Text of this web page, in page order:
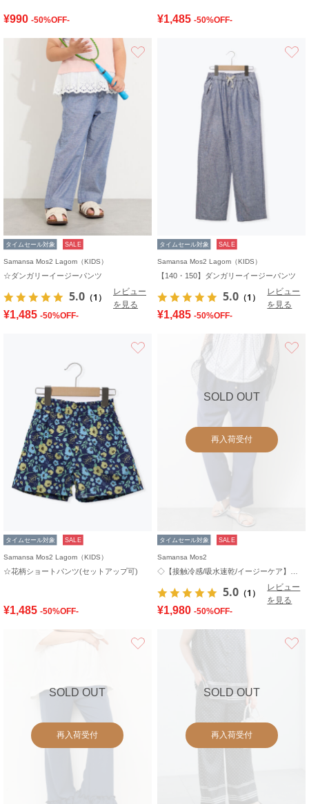
¥990 -50%OFF- ¥1,485 -50%OFF-
タイムセール対象 SALE
Samansa Mos2 Lagom（KIDS）
☆ダンガリーイージーパンツ
5.0 （1）
レビュー
を見る
¥1,485 -50%OFF-
タイムセール対象 SALE
Samansa Mos2 Lagom（KIDS）
【140・150】ダンガリーイージーパンツ
5.0 （1）
レビュー
を見る
¥1,485 -50%OFF-
タイムセール対象 SALE
Samansa Mos2 Lagom（KIDS）
☆花柄ショートパンツ(セットアップ可)
¥1,485 -50%OFF-
SOLD OUT
再入荷受付
タイムセール対象 SALE
Samansa Mos2
5.0 （1）
レビュー
を見る
¥1,980 -50%OFF-
SOLD OUT
再入荷受付
SOLD OUT
再入荷受付